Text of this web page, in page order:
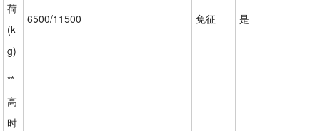
荷
(k
g)
6500/11500 免征 是
**
高
时